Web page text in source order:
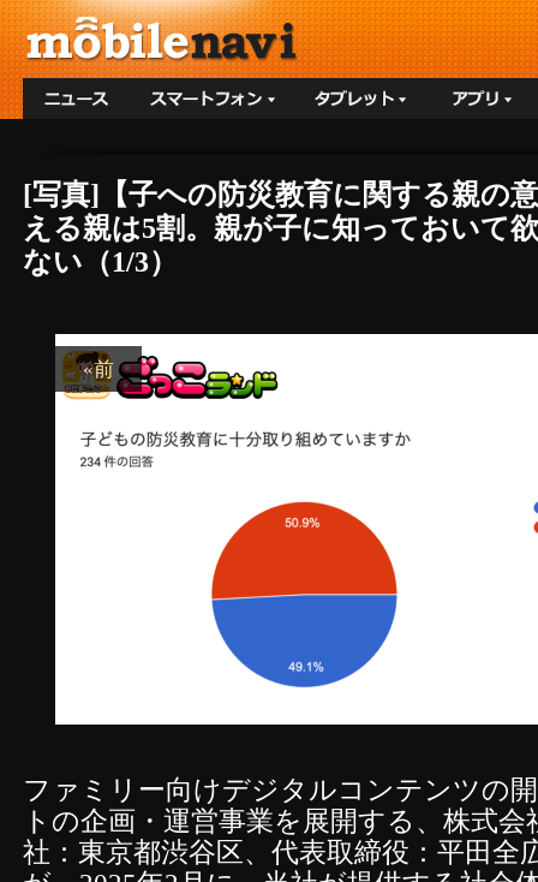
[写真]【子への防災教育に関する親の
える親は5割。親が子に知っておいて
ない（1/3）
«前
ファミリー向けデジタルコンテンツの
トの企画・運営事業を展開する、株式
社：東京都渋谷区、代表取締役：平田